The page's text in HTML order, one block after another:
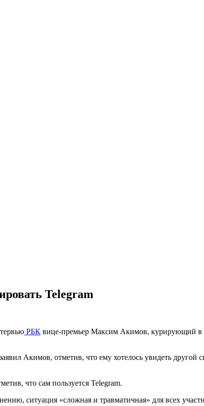
Telegram
РБК вице-премьер Максим Акимов, курирующий в
Акимов, отметив, что ему хотелось увидеть другой
что сам пользуется Telegram.
ситуация «сложная и травматичная» для всех